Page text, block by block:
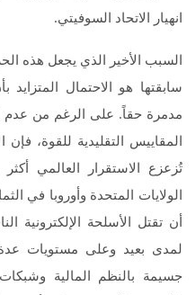
انهيار الاتحاد السوفيتي.
السبب الأخير الذي يجعل هذه
سابقتها هو الاحتمال
مدمرة حقاً. على الرغم من
المقاييس التقليدية للقوة،
تُزعزع الاستقرار العالمي
الولايات المتحدة وأوروبا في
أن تقتل الأسلحة الإلكترونية
لمدى بعيد وعلى مستويات
جسيمة بالنظم المالية وشبكات